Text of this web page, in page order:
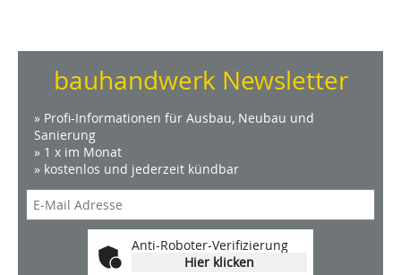
bauhandwerk Newsletter
» Profi-Informationen für Ausbau, Neubau und
Sanierung
» 1 x im Monat
» kostenlos und jederzeit kündbar
Anti-Roboter-Verifizierung
Hier klicken